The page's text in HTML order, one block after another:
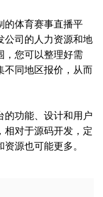
的体育赛事直播平
公司的人力资源和地
，您可以整理好需
不同地区报价，从而
的功能、设计和用户
相对于源码开发，定
源也可能更多。